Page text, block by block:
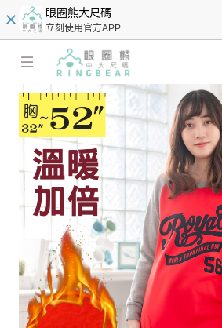
眼圈熊大尺碼
立刻使用官方APP